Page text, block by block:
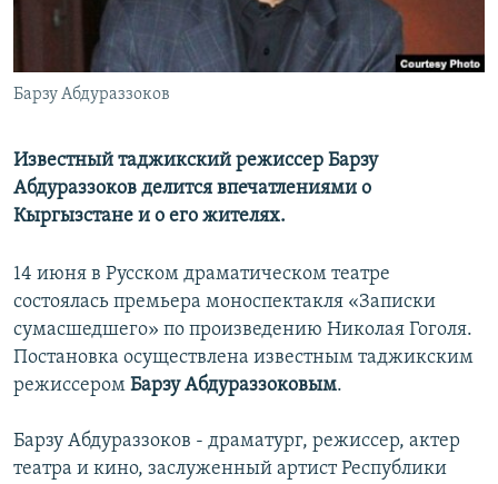
Барзу Абдураззоков
Известный таджикский режиссер Барзу
Абдураззоков делится впечатлениями о
Кыргызстане и о его жителях.
14 июня в Русском драматическом театре
состоялась премьера моноспектакля «Записки
сумасшедшего» по произведению Николая Гоголя.
Постановка осуществлена известным таджикским
режиссером Барзу Абдураззоковым.
Барзу Абдураззоков - драматург, режиссер, актер
театра и кино, заслуженный артист Республики